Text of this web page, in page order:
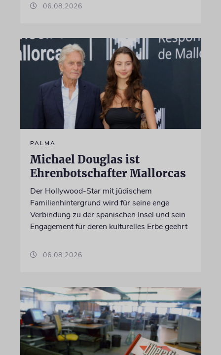
06.08.2026
PALMA
Michael Douglas ist
Ehrenbotschafter Mallorcas
Der Hollywood-Star mit jüdischem
Familienhintergrund wird für seine enge
Verbindung zu der spanischen Insel und sein
Engagement für deren kulturelles Erbe geehrt
06.08.2026